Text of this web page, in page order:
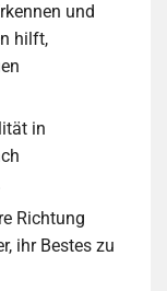
und
hilft,
in
Richtung
ihr Bestes zu